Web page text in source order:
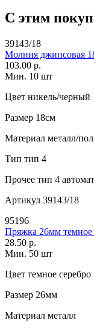
С этим
39143/18
Молния джинсовая
103.00 р.
Мин. 10 шт
Цвет никель/черный
Размер 18см
Материал металл/
Тип тип 4
Прочее тип 4 автомат
Артикул 39143/18
95196
Пряжка 26мм темное
28.50 р.
Мин. 50 шт
Цвет темное серебро
Размер 26мм
Материал металл